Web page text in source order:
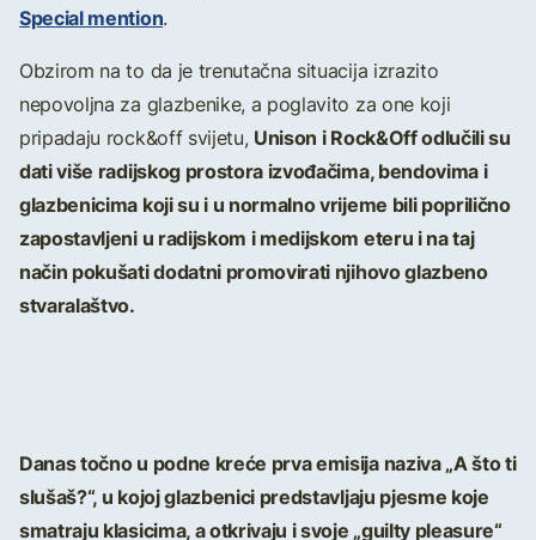
Special mention.
Obzirom na to da je trenutačna situacija izrazito
nepovoljna za glazbenike, a poglavito za one koji
pripadaju rock&off svijetu, Unison i Rock&Off odlučili su
dati više radijskog prostora izvođačima, bendovima i
glazbenicima koji su i u normalno vrijeme bili poprilično
zapostavljeni u radijskom i medijskom eteru i na taj
način pokušati dodatni promovirati njihovo glazbeno
stvaralaštvo.
Danas točno u podne kreće prva emisija naziva „A što ti
slušaš?“, u kojoj glazbenici predstavljaju pjesme koje
smatraju klasicima, a otkrivaju i svoje „guilty pleasure“